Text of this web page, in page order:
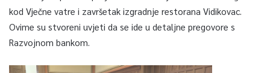
kod Vječne vatre i završetak izgradnje restorana Vidikovac.
Ovime su stvoreni uvjeti da se ide u detaljne pregovore s
Razvojnom bankom.